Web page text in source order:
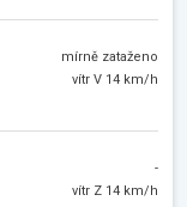
mírně zataženo
vítr V 14 km/h
-
vítr Z 14 km/h